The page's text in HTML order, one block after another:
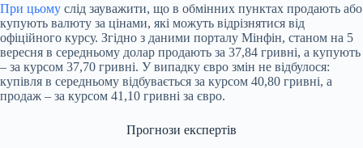
При цьому слід зауважити, що в обмінних пунктах продають або
купують валюту за цінами, які можуть відрізнятися від
офіційного курсу. Згідно з даними порталу Мінфін, станом на 5
вересня в середньому долар продають за 37,84 гривні, а купують
– за курсом 37,70 гривні. У випадку євро змін не відбулося:
купівля в середньому відбувається за курсом 40,80 гривні, а
продаж – за курсом 41,10 гривні за євро.
Прогнози експертів